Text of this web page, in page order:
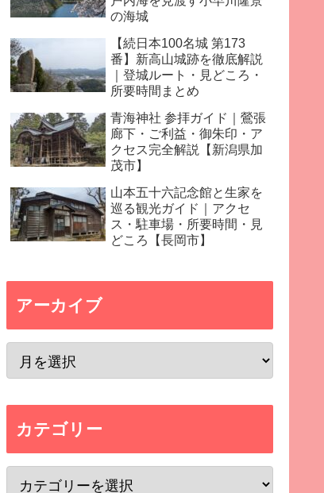
の海城
【続日本100名城 第173
番】新高山城跡を徹底解説
｜登城ルート・見どころ・
所要時間まとめ
青海神社 参拝ガイド｜鶯張
廊下・ご利益・御朱印・ア
クセス完全解説【新潟県加
茂市】
山本五十六記念館と生家を
巡る観光ガイド｜アクセ
ス・駐車場・所要時間・見
どころ【長岡市】
アーカイブ
カテゴリー